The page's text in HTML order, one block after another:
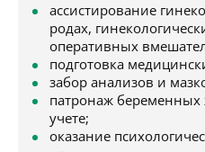
ассистирование
родах,
оперативных
подготовка
забор анализов и
патронаж
учете;
оказание